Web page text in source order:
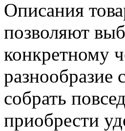
Описания
позволяют
конкретному
разнообразие
собрать
приобрести